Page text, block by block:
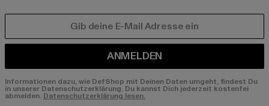
ANMELDEN
Informationen dazu, wie DefShop mit Deinen Daten umgeht, findest Du
in unserer Datenschutzerklärung. Du kannst Dich jederzeit kostenfei
abmelden. Datenschutzerklärung lesen.